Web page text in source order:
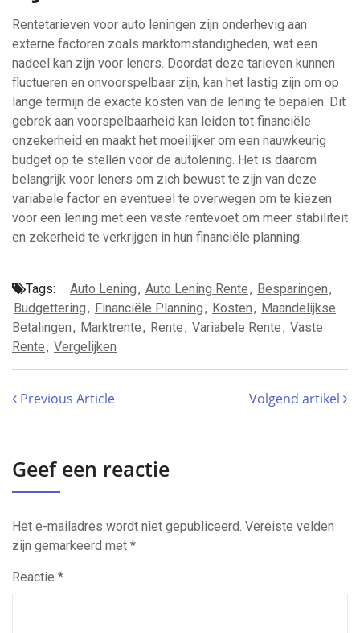
Rentetarieven voor auto leningen zijn onderhevig aan
externe factoren zoals marktomstandigheden, wat een
nadeel kan zijn voor leners. Doordat deze tarieven kunnen
fluctueren en onvoorspelbaar zijn, kan het lastig zijn om op
lange termijn de exacte kosten van de lening te bepalen. Dit
gebrek aan voorspelbaarheid kan leiden tot financiële
onzekerheid en maakt het moeilijker om een nauwkeurig
budget op te stellen voor de autolening. Het is daarom
belangrijk voor leners om zich bewust te zijn van deze
variabele factor en eventueel te overwegen om te kiezen
voor een lening met een vaste rentevoet om meer stabiliteit
en zekerheid te verkrijgen in hun financiële planning.
Tags: Auto Lening, Auto Lening Rente, Besparingen,
Budgettering, Financiële Planning, Kosten, Maandelijkse
Betalingen, Marktrente, Rente, Variabele Rente, Vaste
Rente, Vergelijken
Previous Article Volgend artikel
Geef een reactie
Het e-mailadres wordt niet gepubliceerd. Vereiste velden
zijn gemarkeerd met *
Reactie *